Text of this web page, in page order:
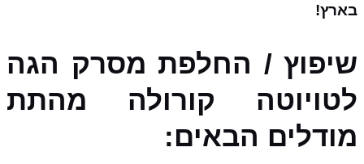
בארץ!
שיפוץ / החלפת מסרק הגה
לטויוטה קורולה מהתת
מודלים הבאים: